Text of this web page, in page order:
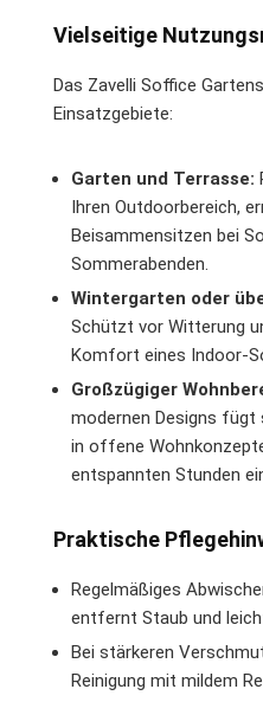
Vielseitige
Das Zavelli Soffice
Einsatzgebiete:
Garten und Terrasse:
Ihren Outdoorbereich,
Beisammensitzen bei
Sommerabenden.
Wintergarten oder
Schützt vor Witterung
Komfort eines Indoor-
Großzügiger
modernen Designs
in offene
entspannten Stunden
Praktische
Regelmäßiges
entfernt Staub und
Bei stärkeren
Reinigung mit mildem